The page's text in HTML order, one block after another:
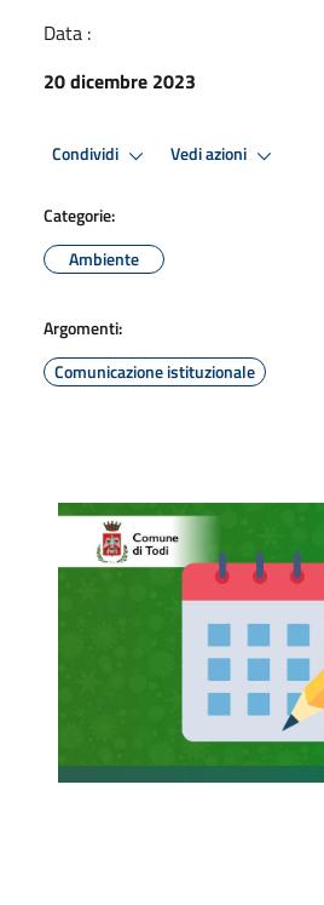
Data :
20 dicembre 2023
Condividi Vedi azioni
Categorie:
Ambiente
Argomenti:
Comunicazione istituzionale